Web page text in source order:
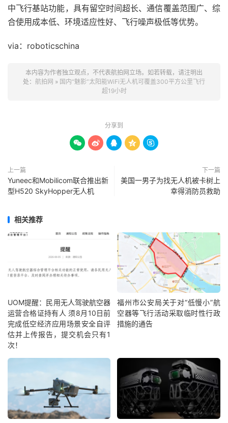
中飞行基站功能，具有留空时间超长、通信覆盖范围广、综
合使用成本低、环境适应性好、飞行噪声极低等优势。
via：roboticschina
本内容为作者独立观点，不代表航拍网立场。如若转载，请注明出
处： 航拍网 » 国内“魅影”太阳能WiFi无人机可覆盖300平方公里飞行
超19小时
分享到
    
上一篇
Yuneec和Mobilicom联合推出新
型H520 SkyHopper无人机
下一篇
美国一男子为找无人机被卡树上
幸得消防员救助
相关推荐
UOM提醒：民用无人驾驶航空器
运营合格证持有人 须8月10日前
完成低空经济应用场景安全自评
估并上传报告，提交机会只有1
次！
福州市公安局关于对“低慢小”航
空器等飞行活动采取临时性行政
措施的通告